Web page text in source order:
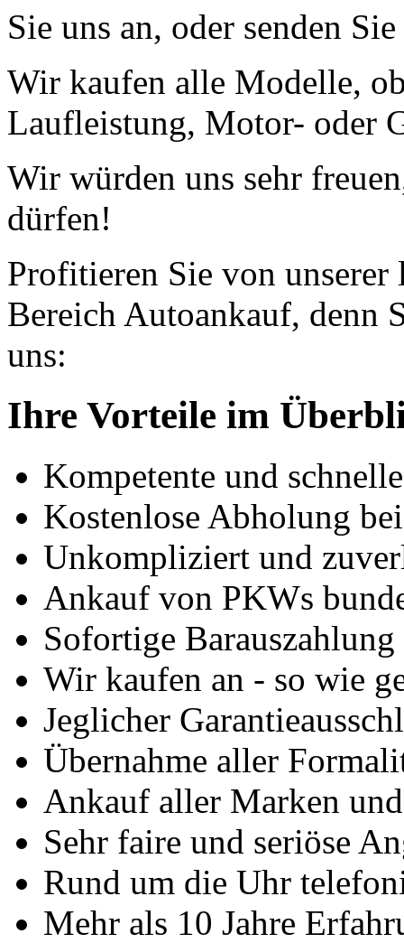
Sie uns an, oder senden
Wir kaufen alle Modelle,
Laufleistung, Motor- oder
Wir würden uns sehr
dürfen!
Profitieren Sie von
Bereich Autoankauf, denn
uns:
Ihre Vorteile im
Kompetente und
Kostenlose Abholung
Unkompliziert und
Ankauf von PKWs
Sofortige
Wir kaufen an - so wie
Jeglicher
Übernahme aller
Ankauf aller Marken
Sehr faire und seriöse
Rund um die Uhr
Mehr als 10 Jahre